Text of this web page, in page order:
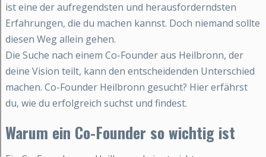
ist eine der aufregendsten und herausforderndsten
Erfahrungen, die du machen kannst. Doch niemand sollte
diesen Weg allein gehen.
Die Suche nach einem Co-Founder aus Heilbronn, der
deine Vision teilt, kann den entscheidenden Unterschied
machen. Co-Founder Heilbronn gesucht? Hier erfährst
du, wie du erfolgreich suchst und findest.
Warum ein Co-Founder so wichtig ist